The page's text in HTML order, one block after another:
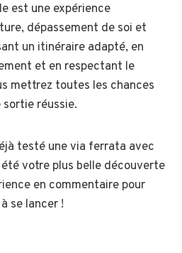
est une expérience
dépassement de soi et
un itinéraire adapté, en
et en respectant le
mettrez toutes les chances
réussie.
testé une via ferrata avec
votre plus belle découverte
en commentaire pour
se lancer !